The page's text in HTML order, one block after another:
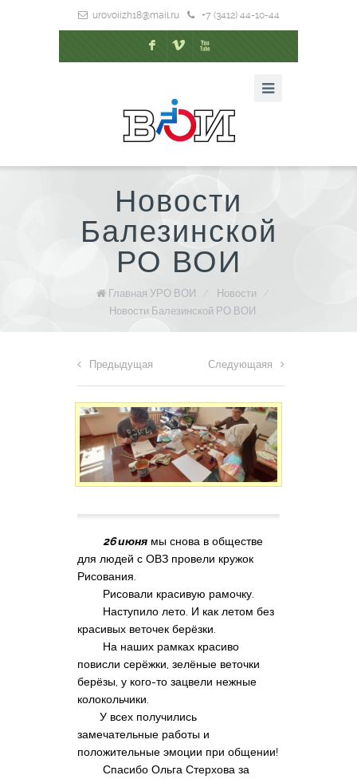
urovoiizh18@mail.ru +7 (3412) 44-10-44
F V X
Новости
Балезинской
РО ВОИ
Главная УРО ВОИ / Новости
/
Новости Балезинской РО ВОИ
Предыдущая Следующаяя
26 июня мы снова в обществе
для людей с ОВЗ провели кружок
Рисования.
Рисовали красивую рамочку.
Наступило лето. И как летом без
красивых веточек берёзки.
На наших рамках красиво
повисли серёжки, зелёные веточки
берёзы, у кого-то зацвели нежные
колокольчики.
У всех получились
замечательные работы и
положительные эмоции при общении!
Спасибо Ольга Стерхова за